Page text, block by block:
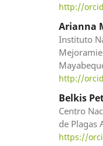
http://
Arianna
Instituto
http://
Belkis
Centro
de Plagas
https://